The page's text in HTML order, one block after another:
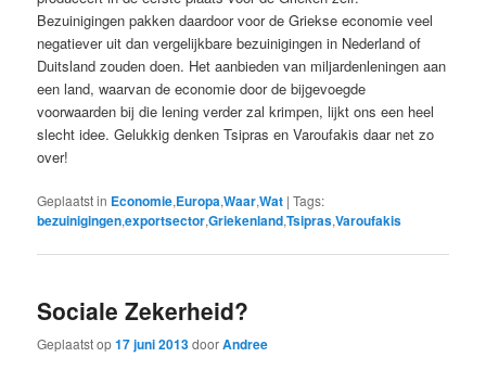
Bezuinigingen pakken daardoor voor de Griekse economie veel
negatiever uit dan vergelijkbare bezuinigingen in Nederland of
Duitsland zouden doen. Het aanbieden van miljardenleningen aan
een land, waarvan de economie door de bijgevoegde
voorwaarden bij die lening verder zal krimpen, lijkt ons een heel
slecht idee. Gelukkig denken Tsipras en Varoufakis daar net zo
over!
Geplaatst in Economie,Europa,Waar,Wat |Tags:
bezuinigingen,exportsector,Griekenland,Tsipras,Varoufakis
Sociale Zekerheid?
Geplaatst op17 juni 2013doorAndree